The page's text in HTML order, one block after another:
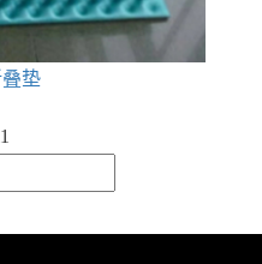
垫
1